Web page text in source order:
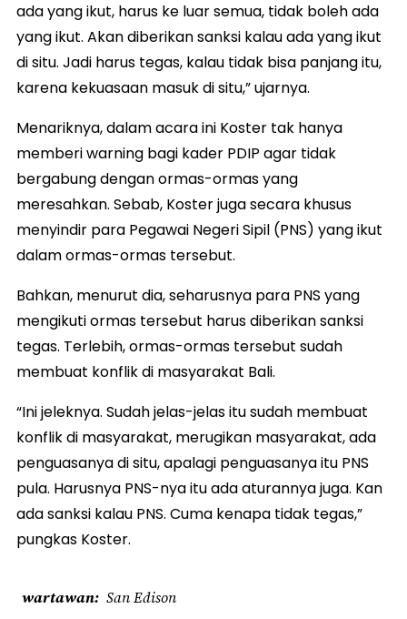
ada yang ikut, harus ke luar semua, tidak boleh ada
yang ikut. Akan diberikan sanksi kalau ada yang ikut
di situ. Jadi harus tegas, kalau tidak bisa panjang itu,
karena kekuasaan masuk di situ,” ujarnya.
Menariknya, dalam acara ini Koster tak hanya
memberi warning bagi kader PDIP agar tidak
bergabung dengan ormas-ormas yang
meresahkan. Sebab, Koster juga secara khusus
menyindir para Pegawai Negeri Sipil (PNS) yang ikut
dalam ormas-ormas tersebut.
Bahkan, menurut dia, seharusnya para PNS yang
mengikuti ormas tersebut harus diberikan sanksi
tegas. Terlebih, ormas-ormas tersebut sudah
membuat konflik di masyarakat Bali.
“Ini jeleknya. Sudah jelas-jelas itu sudah membuat
konflik di masyarakat, merugikan masyarakat, ada
penguasanya di situ, apalagi penguasanya itu PNS
pula. Harusnya PNS-nya itu ada aturannya juga. Kan
ada sanksi kalau PNS. Cuma kenapa tidak tegas,”
pungkas Koster.
wartawan San Edison